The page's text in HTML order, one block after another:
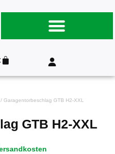
/ Garagentorbeschlag GTB H2-XXL
GTB H2-XXL